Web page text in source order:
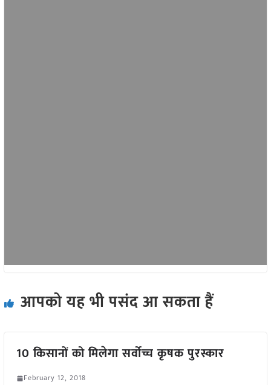
आपको यह भी पसंद आ सकता हैं
10 किसानों को मिलेगा सर्वोच्च कृषक पुरस्कार
February 12, 2018